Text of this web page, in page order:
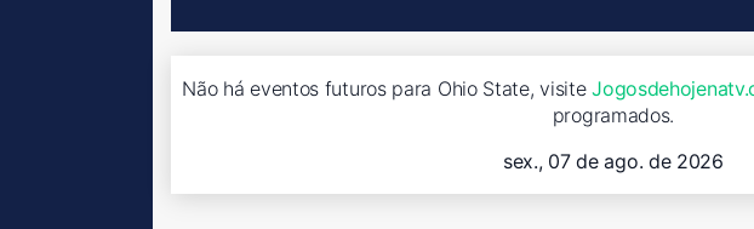
Não há eventos futuros para Ohio State, visite
programados.
sex., 07 de ago. de 2026